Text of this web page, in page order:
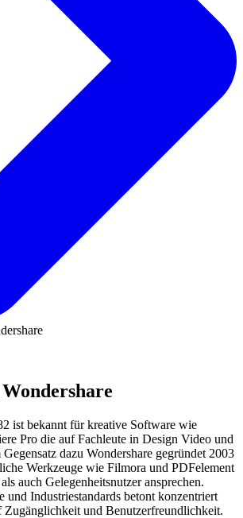
Wondershare
ist bekannt für kreative Software wie
Pro die auf Fachleute in Design Video und
dazu Wondershare gegründet 2003
Werkzeuge wie Filmora und PDFelement
auch Gelegenheitsnutzer ansprechen.
und Industriestandards betont konzentriert
Zugänglichkeit und Benutzerfreundlichkeit.